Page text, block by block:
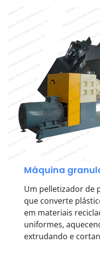
Máquina
Um pelletizador de
que converte
em materiais
uniformes,
extrudando e